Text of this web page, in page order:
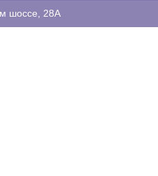
шоссе, 28А